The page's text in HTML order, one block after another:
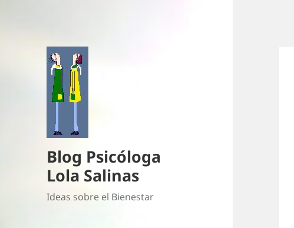
Blog Psicóloga
Lola Salinas
Ideas sobre el Bienestar